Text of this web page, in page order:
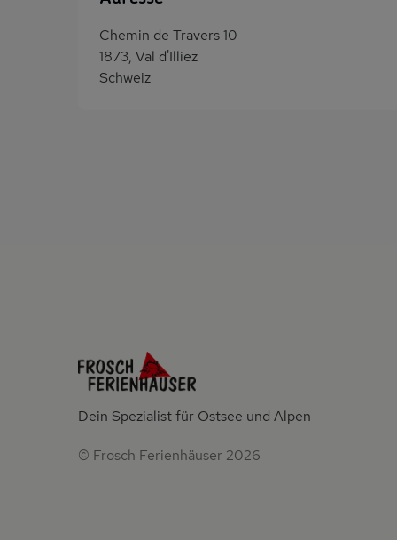
Chemin de Travers 10
1873, Val d'Illiez
Schweiz
Dein Spezialist für Ostsee und Alpen
© Frosch Ferienhäuser 2026